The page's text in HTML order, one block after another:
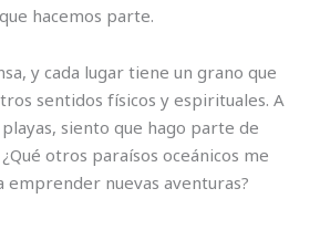
hacemos parte.
y cada lugar tiene un grano que
sentidos físicos y espirituales. A
siento que hago parte de
otros paraísos oceánicos me
emprender nuevas aventuras?